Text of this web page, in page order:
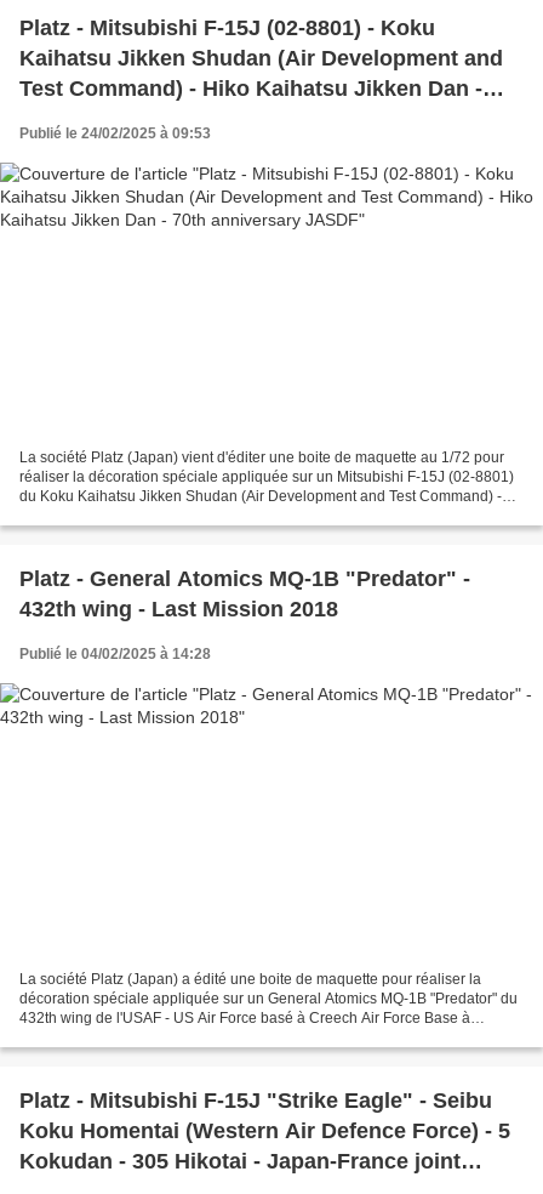
Platz - Mitsubishi F-15J (02-8801) - Koku
Kaihatsu Jikken Shudan (Air Development and
Test Command) - Hiko Kaihatsu Jikken Dan -
Publié le 24/02/2025 à 09:53
La société Platz (Japan) vient d'éditer une boite de maquette au 1/72 pour
réaliser la décoration spéciale appliquée sur un Mitsubishi F-15J (02-8801)
du Koku Kaihatsu Jikken Shudan (Air Development and Test Command) -
Platz - General Atomics MQ-1B "Predator" -
432th wing - Last Mission 2018
Publié le 04/02/2025 à 14:28
La société Platz (Japan) a édité une boite de maquette pour réaliser la
décoration spéciale appliquée sur un General Atomics MQ-1B "Predator" du
432th wing de l'USAF - US Air Force basé à Creech Air Force Base à
Platz - Mitsubishi F-15J "Strike Eagle" - Seibu
Koku Homentai (Western Air Defence Force) - 5
Kokudan - 305 Hikotai - Japan-France joint